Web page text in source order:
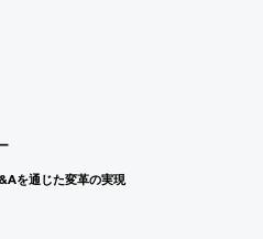
通じた変革の実現